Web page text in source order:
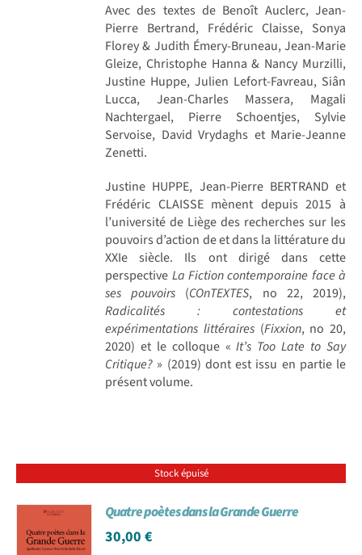
Avec des textes de Benoît Auclerc, Jean-
Pierre Bertrand, Frédéric Claisse, Sonya
Florey & Judith Émery-Bruneau, Jean-Marie
Gleize, Christophe Hanna & Nancy Murzilli,
Justine Huppe, Julien Lefort-Favreau, Siân
Lucca, Jean-Charles Massera, Magali
Nachtergael, Pierre Schoentjes, Sylvie
Servoise, David Vrydaghs et Marie-Jeanne
Zenetti.
Justine HUPPE, Jean-Pierre BERTRAND et
Frédéric CLAISSE mènent depuis 2015 à
l’université de Liège des recherches sur les
pouvoirs d’action de et dans la littérature du
XXIe siècle. Ils ont dirigé dans cette
perspective La Fiction contemporaine face à
ses pouvoirs (COnTEXTES, no 22, 2019),
Radicalités : contestations et
expérimentations littéraires(Fixxion, no 20,
2020) et le colloque « It’s Too Late to Say
Critique? » (2019) dont est issu en partie le
présent volume.
Stock épuisé
Quatre poètes dans la Grande Guerre
30,00€